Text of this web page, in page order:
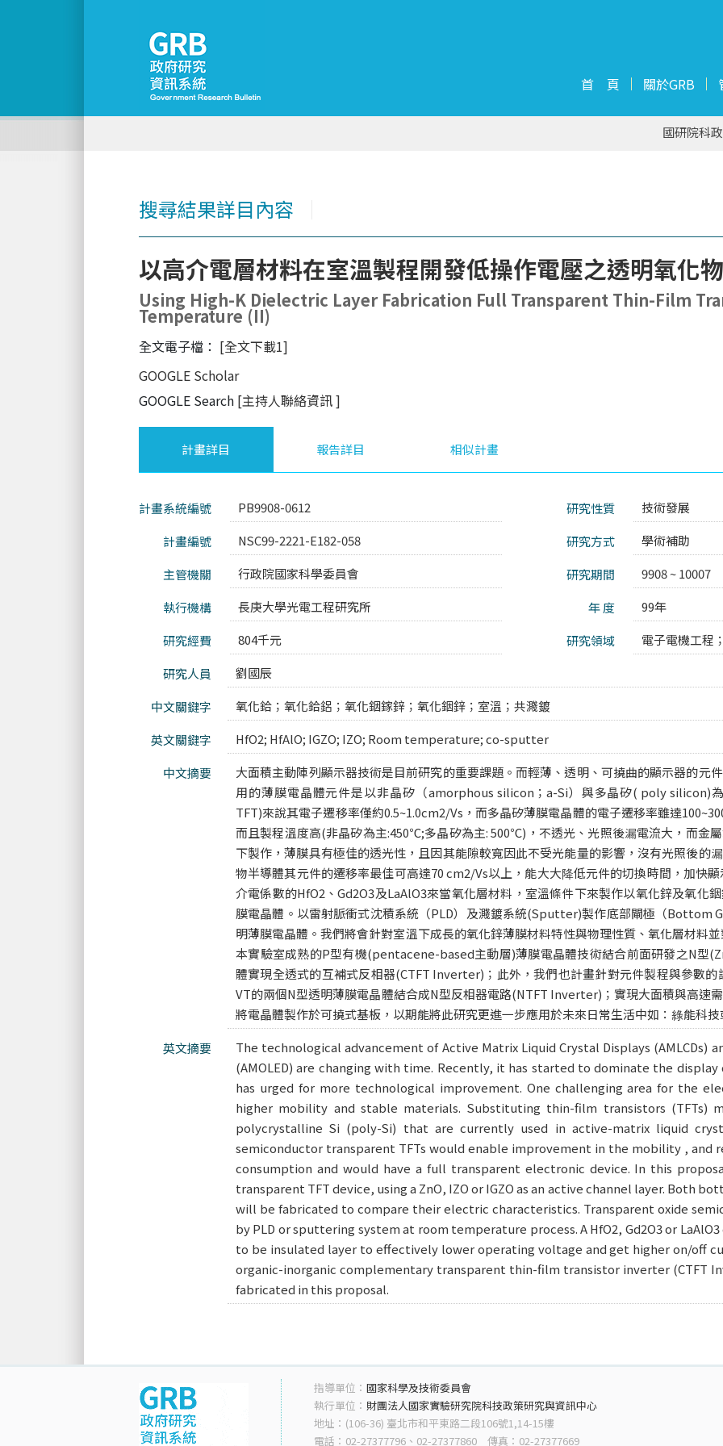
首 頁 關於GRB
國研院科
搜尋結果詳目內容
以高介電層材料在室溫製程開發低操作電壓之透明氧化
Using High-K Dielectric Layer Fabrication Full Transparent Thin-Film
Temperature (II)
全文電子檔： [全文下載1]
GOOGLE Scholar
GOOGLE Search [主持人聯絡資訊]
計畫詳目 報告詳目 相似計畫
計畫系統編號 PB9908-0612 研究性質
技術發展
計畫編號
NSC99-2221-E182-058 研究方式
學術補助
主管機關
行政院國家科學委員會 研究期間
9908 ~ 10007
執行機構
長庚大學光電工程研究所 年 度
99年
研究經費
804千元 研究領域
電子電機工程
研究人員
劉國辰
中文關鍵字
氧化鉿；氧化鉿鋁；氧化銦鎵鋅；氧化銦鋅；室溫；共濺鍍
英文關鍵字
HfO2; HfAlO; IGZO; IZO; Room temperature; co-sputter
中文摘要
大面積主動陣列顯示器技術是目前研究的重要課題。而輕薄、透明、可撓曲的顯示器的元
用的薄膜電晶體元件是以非晶矽（amorphous silicon；a-Si）與多晶矽( poly silicon)
TFT)來說其電子遷移率僅約0.5~1.0cm2/Vs，而多晶矽薄膜電晶體的電子遷移率雖達
而且製程溫度高(非晶矽為主:450℃;多晶矽為主: 500℃)，不透光、光照後漏電流大，而金
下製作，薄膜具有極佳的透光性，且因其能隙較寬因此不受光能量的影響，沒有光照後的
物半導體其元件的遷移率最佳可高達70 cm2/Vs以上，能大大降低元件的切換時間，加快
介電係數的HfO2、Gd2O3及LaAlO3來當氧化層材料，室溫條件下來製作以氧化鋅及氧化
膜電晶體。以雷射脈衝式沈積系統（PLD）及濺鍍系統(Sputter)製作底部閘極（Bottom
明薄膜電晶體。我們將會針對室溫下成長的氧化鋅薄膜材料特性與物理性質、氧化層材料
本實驗室成熟的P型有機(pentacene-based主動層)薄膜電晶體技術結合前面研發之N型
體實現全透式的互補式反相器(CTFT Inverter)；此外，我們也計畫針對元件製程與參數
VT的兩個N型透明薄膜電晶體結合成N型反相器電路(NTFT Inverter)；實現大面積與高速
將電晶體製作於可撓式基板，以期能將此研究更進一步應用於未來日常生活中如：綠能科
英文摘要
The technological advancement of Active Matrix Liquid Crystal Displays (AMLCDs)
(AMOLED) are changing with time. Recently, it has started to dominate the display
has urged for more technological improvement. One challenging area for the
higher mobility and stable materials. Substituting thin-film transistors (TFTs)
polycrystalline Si (poly-Si) that are currently used in active-matrix liquid
semiconductor transparent TFTs would enable improvement in the mobility , and
consumption and would have a full transparent electronic device. In this
transparent TFT device, using a ZnO, IZO or IGZO as an active channel layer. Both
will be fabricated to compare their electric characteristics. Transparent oxide
by PLD or sputtering system at room temperature process. A HfO2, Gd2O3 or
to be insulated layer to effectively lower operating voltage and get higher on/off
organic-inorganic complementary transparent thin-film transistor inverter (CTFT
fabricated in this proposal.
指導單位： 國家科學及技術委員會
執行單位： 財團法人國家實驗研究院科技政策研究與資訊中心
地址：(106-36) 臺北市和平東路二段106號1,14-15樓
電話：02-27377796、02-27377860 傳真：02-27377669